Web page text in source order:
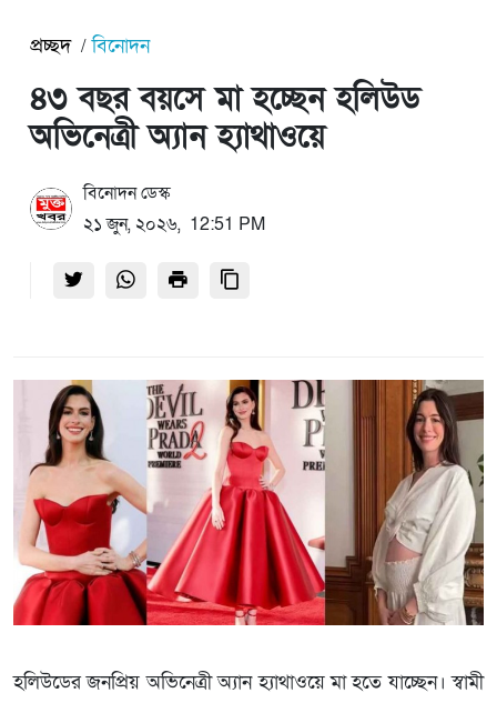
প্রচ্ছদ বিনোদন
৪৩ বছর বয়সে মা হচ্ছেন হলিউড
অভিনেত্রী অ্যান হ্যাথাওয়ে
বিনোদন ডেস্ক
২১ জুন, ২০২৬, 12:51 PM
হলিউডের জনপ্রিয় অভিনেত্রী অ্যান হ্যাথাওয়ে মা হতে যাচ্ছেন। স্বামী